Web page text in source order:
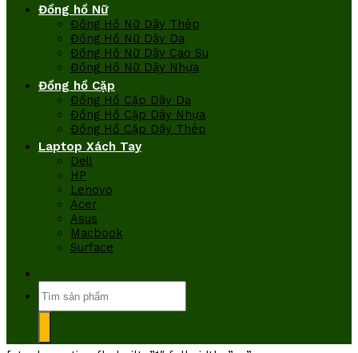
Đồng hồ Nữ
Đồng Hồ Nữ Dây Thép
Đồng Hồ Nữ Dây Da
Đồng Hồ Nữ Dây Cao Su
Đồng Hồ Nữ Dây Nhựa
Đồng hồ Cặp
Đồng Hồ Cặp Dây Da
Đồng Hồ Cặp Dây Nhựa
Đồng Hồ Cặp Dây Thép
Laptop Xách Tay
Dell
HP
Lenovo
Acer
Asus
Macbook
Surface
kiếm: